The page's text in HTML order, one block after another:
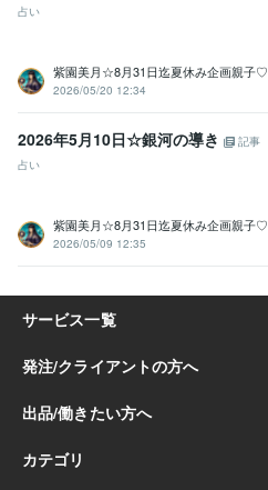
占い
紫園美月☆8月31日迄夏休み企画親子♡
2026/05/20 12:34
2026年5月10日☆銀河の導き
記事
占い
紫園美月☆8月31日迄夏休み企画親子♡
2026/05/09 12:35